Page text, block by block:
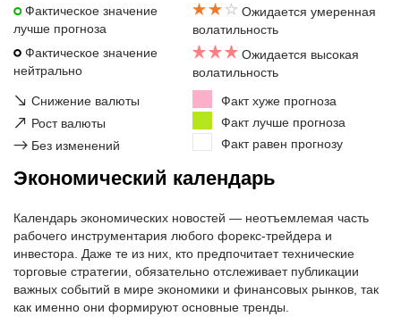
Фактическое значение
лучше прогноза
Фактическое значение
нейтрально
Ожидается умеренная
волатильность
Ожидается высокая
волатильность
↘ Снижение валюты
↗ Рост валюты
→ Без изменений
Факт хуже прогноза
Факт лучше прогноза
Факт равен прогнозу
Экономический календарь
Календарь экономических новостей — неотъемлемая часть
рабочего инструментария любого форекс-трейдера и
инвестора. Даже те из них, кто предпочитает технические
торговые стратегии, обязательно отслеживает публикации
важных событий в мире экономики и финансовых рынков, так
как именно они формируют основные тренды.